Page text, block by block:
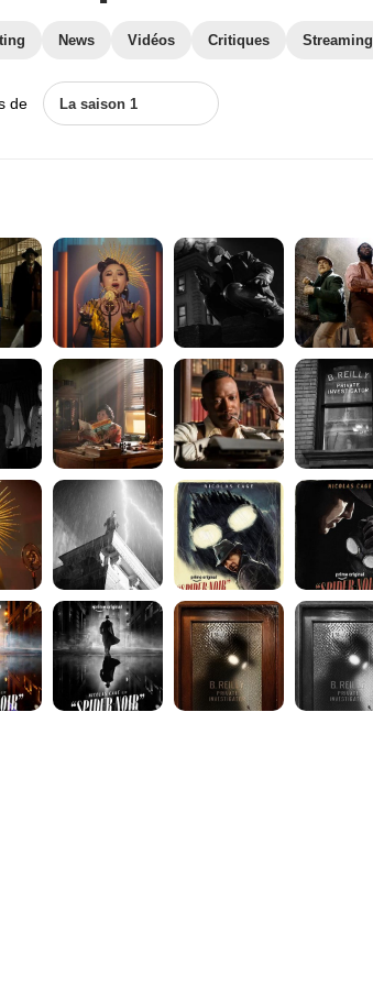
News Vidéos Critiques Streaming
de La saison 1